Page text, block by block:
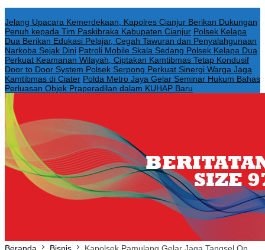
Jelang Upacara Kemerdekaan, Kapolres Cianjur Berikan Dukungan
Penuh kepada Tim Paskibraka Kabupaten Cianjur Polsek Kelapa
Dua Berikan Edukasi Pelajar, Cegah Tawuran dan Penyalahgunaan
Narkoba Sejak Dini Patroli Mobile Skala Sedang Polsek Kelapa Dua
Perkuat Keamanan Wilayah, Ciptakan Kamtibmas Tetap Kondusif
Door to Door System Polsek Serpong Perkuat Sinergi Warga Jaga
Kamtibmas di Ciater Polda Metro Jaya Gelar Seminar Hukum Bahas
Perluasan Objek Praperadilan dalam KUHAP Baru